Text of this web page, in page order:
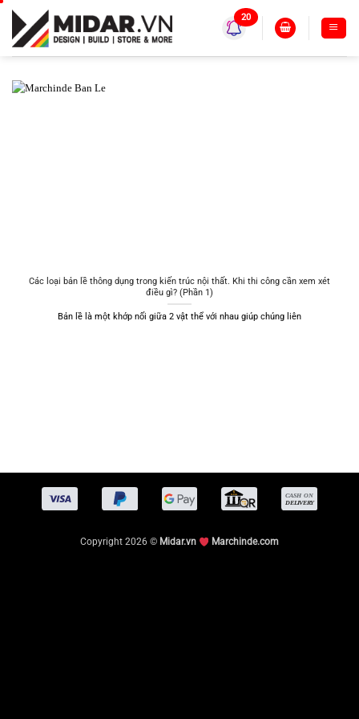
Skip
content
20
Các loại bản lề thông dụng trong kiến trúc nội thất. Khi thi công cần xem xét
điều gì? (Phần 1)
Bản lề là một khớp nối giữa 2 vật thể với nhau giúp chúng liên
Copyright 2026 © Midar.vn Marchinde.com